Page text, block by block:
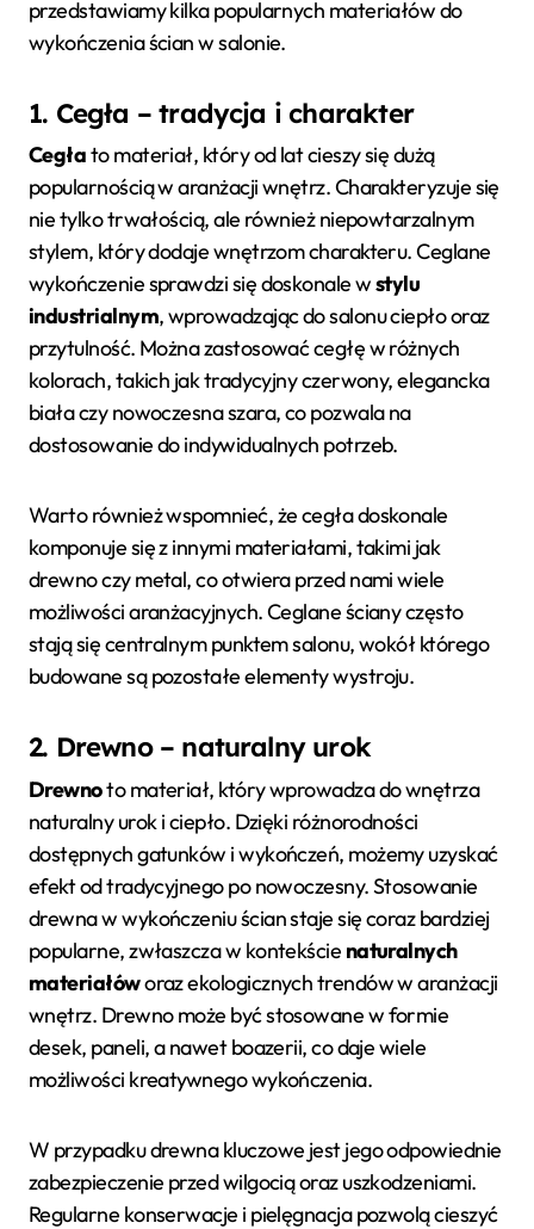
przedstawiamy kilka popularnych materiałów do
wykończenia ścian w salonie.
1. Cegła – tradycja i charakter
Cegłato materiał, który od lat cieszy się dużą
popularnością w aranżacji wnętrz. Charakteryzuje się
nie tylko trwałością, ale również niepowtarzalnym
stylem, który dodaje wnętrzom charakteru. Ceglane
wykończenie sprawdzi się doskonale wstylu
industrialnym, wprowadzając do salonu ciepło oraz
przytulność. Można zastosować cegłę w różnych
kolorach, takich jak tradycyjny czerwony, elegancka
biała czy nowoczesna szara, co pozwala na
dostosowanie do indywidualnych potrzeb.
Warto również wspomnieć, że cegła doskonale
komponuje się z innymi materiałami, takimi jak
drewno czy metal, co otwiera przed nami wiele
możliwości aranżacyjnych. Ceglane ściany często
stają się centralnym punktem salonu, wokół którego
budowane są pozostałe elementy wystroju.
2. Drewno – naturalny urok
Drewnoto materiał, który wprowadza do wnętrza
naturalny urok i ciepło. Dzięki różnorodności
dostępnych gatunków i wykończeń, możemy uzyskać
efekt od tradycyjnego po nowoczesny. Stosowanie
drewna w wykończeniu ścian staje się coraz bardziej
popularne, zwłaszcza w kontekście naturalnych
materiałóworaz ekologicznych trendów w aranżacji
wnętrz. Drewno może być stosowane w formie
desek, paneli, a nawet boazerii, co daje wiele
możliwości kreatywnego wykończenia.
W przypadku drewna kluczowe jest jego odpowiednie
zabezpieczenie przed wilgocią oraz uszkodzeniami.
Regularne konserwacje i pielęgnacja pozwolą cieszyć